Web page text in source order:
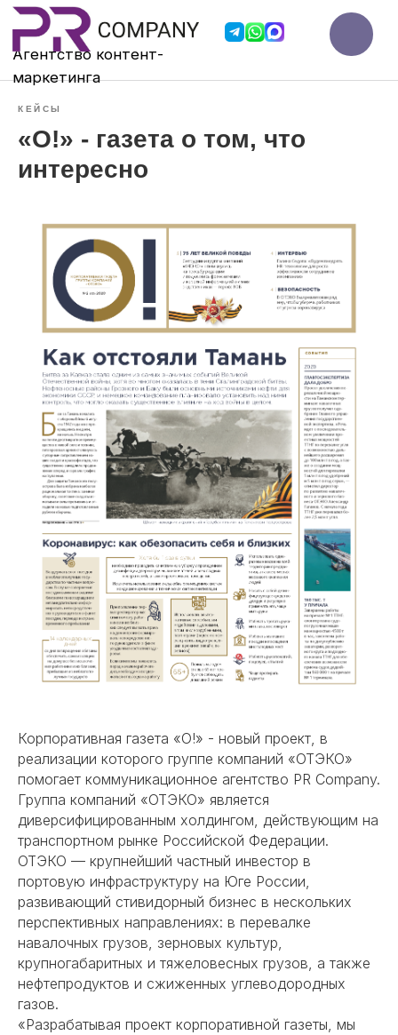
Агентство контент-
маркетинга
КЕЙСЫ
«О!» - газета о том, что
интересно
Корпоративная газета «О!» - новый проект, в
реализации которого группе компаний «ОТЭКО»
помогает коммуникационное агентство PR Company.
Группа компаний «ОТЭКО» является
диверсифицированным холдингом, действующим на
транспортном рынке Российской Федерации.
ОТЭКО — крупнейший частный инвестор в
портовую инфраструктуру на Юге России,
развивающий стивидорный бизнес в нескольких
перспективных направлениях: в перевалке
навалочных грузов, зерновых культур,
крупногабаритных и тяжеловесных грузов, а также
нефтепродуктов и сжиженных углеводородных
газов.
«Разрабатывая проект корпоративной газеты, мы